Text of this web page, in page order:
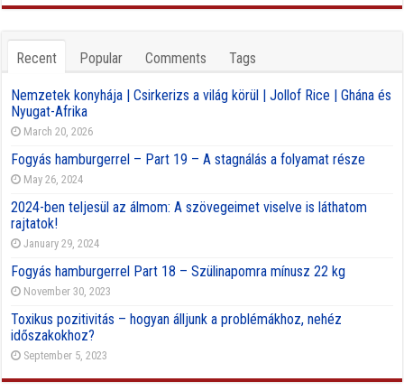
Recent Popular Comments Tags
Nemzetek konyhája | Csirkerizs a világ körül | Jollof Rice | Ghána és
Nyugat-Afrika
March 20, 2026
Fogyás hamburgerrel – Part 19 – A stagnálás a folyamat része
May 26, 2024
2024-ben teljesül az álmom: A szövegeimet viselve is láthatom
rajtatok!
January 29, 2024
Fogyás hamburgerrel Part 18 – Szülinapomra mínusz 22 kg
November 30, 2023
Toxikus pozitivitás – hogyan álljunk a problémákhoz, nehéz
időszakokhoz?
September 5, 2023